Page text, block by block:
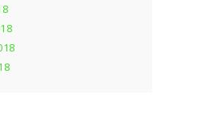
y descarga el e-book gratuito
si tus hijos o alumnos están